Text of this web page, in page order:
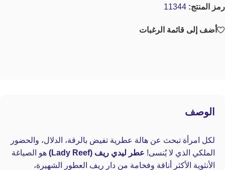
رمز المنتج: 11344
أضف إلى قائمة الرغبات
الوصف
لكل امرأة تبحث عن هالة عطرية تفيض بالرقة، الدلال، والحضور
الملكي الذي لا يُنسى! عطر ليدي ريف (Lady Reef)
هو الصياغة
الأنثوية الأكثر أناقة وفخامة من دار ريف العطور الشهيرة،